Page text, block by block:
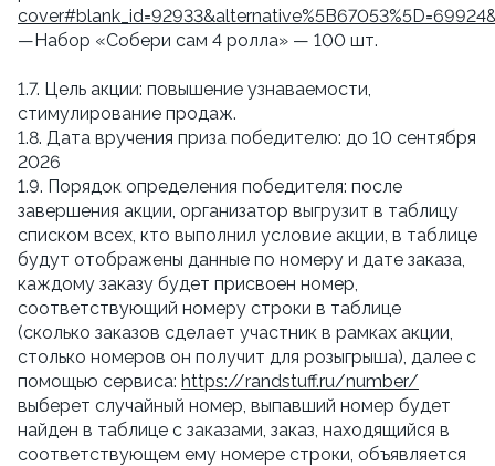
—Набор «Собери сам 4 ролла» — 100 шт.
1.7. Цель акции: повышение узнаваемости,
стимулирование продаж.
1.8. Дата вручения приза победителю: до 10 сентября
2026
1.9. Порядок определения победителя: после
завершения акции, организатор выгрузит в таблицу
списком всех, кто выполнил условие акции, в таблице
будут отображены данные по номеру и дате заказа,
каждому заказу будет присвоен номер,
соответствующий номеру строки в таблице
(сколько заказов сделает участник в рамках акции,
столько номеров он получит для розыгрыша), далее с
помощью сервиса: https://randstuff.ru/number/
выберет случайный номер, выпавший номер будет
найден в таблице с заказами, заказ, находящийся в
соответствующем ему номере строки, объявляется